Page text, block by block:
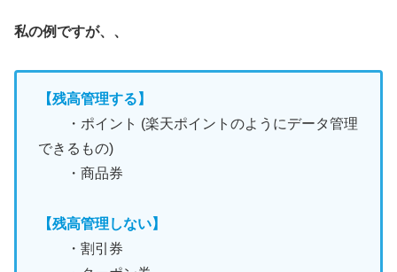
私の例ですが、、
【残高管理する】
・ポイント (楽天ポイントのようにデータ管理
できるもの)
・商品券
【残高管理しない】
・割引券